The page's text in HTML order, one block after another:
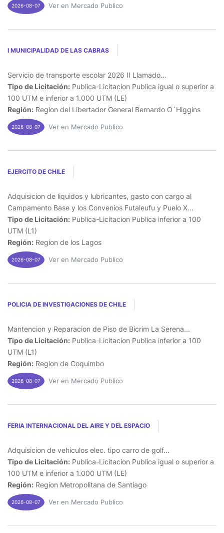
2026-08-07 Ver en Mercado Publico
I MUNICIPALIDAD DE LAS CABRAS
Servicio de transporte escolar 2026 II Llamado...
Tipo de Licitación: Publica-Licitacion Publica igual o superior a
100 UTM e inferior a 1.000 UTM (LE)
Región: Region del Libertador General Bernardo O´Higgins
2026-08-07 Ver en Mercado Publico
EJERCITO DE CHILE
Adquisicion de liquidos y lubricantes, gasto con cargo al
Campamento Base y los Convenios Futaleufu y Puelo X...
Tipo de Licitación: Publica-Licitacion Publica inferior a 100
UTM (L1)
Región: Region de los Lagos
2026-08-07 Ver en Mercado Publico
POLICIA DE INVESTIGACIONES DE CHILE
Mantencion y Reparacion de Piso de Bicrim La Serena...
Tipo de Licitación: Publica-Licitacion Publica inferior a 100
UTM (L1)
Región: Region de Coquimbo
2026-08-07 Ver en Mercado Publico
FERIA INTERNACIONAL DEL AIRE Y DEL ESPACIO
Adquisicion de vehiculos elec. tipo carro de golf...
Tipo de Licitación: Publica-Licitacion Publica igual o superior a
100 UTM e inferior a 1.000 UTM (LE)
Región: Region Metropolitana de Santiago
2026-08-07 Ver en Mercado Publico